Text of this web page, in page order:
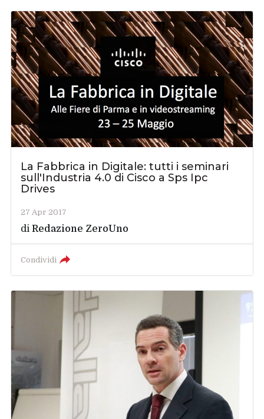
La Fabbrica in Digitale: tutti i seminari
sull'Industria 4.0 di Cisco a Sps Ipc
Drives
27 Apr 2017
diRedazione ZeroUno
Condividi